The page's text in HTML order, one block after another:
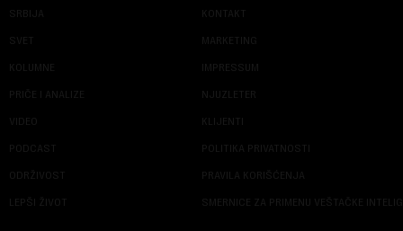
SRBIJA
SVET
KOLUMNE
PRIČE I ANALIZE
VIDEO
PODCAST
ODRŽIVOST
LEPŠI ŽIVOT
KONTAKT
MARKETING
IMPRESSUM
NJUZLETER
KLIJENTI
POLITIKA PRIVATNOSTI
PRAVILA KORIŠĆENJA
SMERNICE ZA PRIMENU VEŠTAČKE